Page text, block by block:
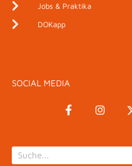
Jobs & Praktika
DOKapp
SOCIAL MEDIA